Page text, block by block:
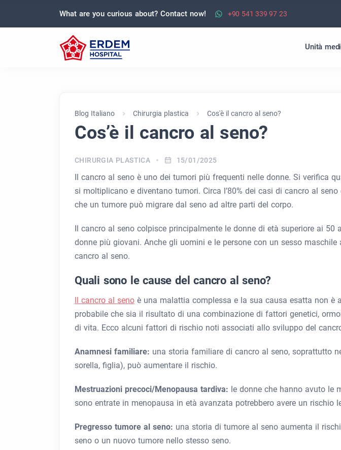
What are you curious about? Contact now! +90 541 339 97 23
Unità
Blog Italiano Chirurgia plastica Cos'è il cancro al seno?
Cos’è il cancro al seno?
CHIRURGIA PLASTICA 15/01/2025
Il cancro al seno è uno dei tumori più frequenti nelle donne. Si verifica
si moltiplicano e diventano tumori. Circa l’80% dei casi di cancro al
che un tumore può migrare dal seno ad altre parti del corpo.
Il cancro al seno colpisce principalmente le donne di età superiore ai 50
donne più giovani. Anche gli uomini e le persone con un sesso
cancro al seno.
Quali sono le cause del cancro al seno?
Il cancro al seno è una malattia complessa e la sua causa esatta non è
probabile che sia il risultato di una combinazione di fattori genetici,
di vita. Ecco alcuni fattori di rischio noti associati allo sviluppo del
Anamnesi familiare: una storia familiare di cancro al seno, soprattutto
sorella, figlia), può aumentare il rischio.
Mestruazioni precoci/Menopausa tardiva: le donne che hanno avuto le
sono entrate in menopausa in età avanzata potrebbero avere un rischio
Pregresso tumore al seno: una storia di tumore al seno aumenta il
seno o un nuovo tumore nello stesso seno.